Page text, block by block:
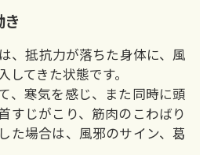
、抵抗力が落ちた身体に、風
てきた状態です。
、寒気を感じ、また同時に頭
すじがこり、筋肉のこわばり
た場合は、風邪のサイン、葛